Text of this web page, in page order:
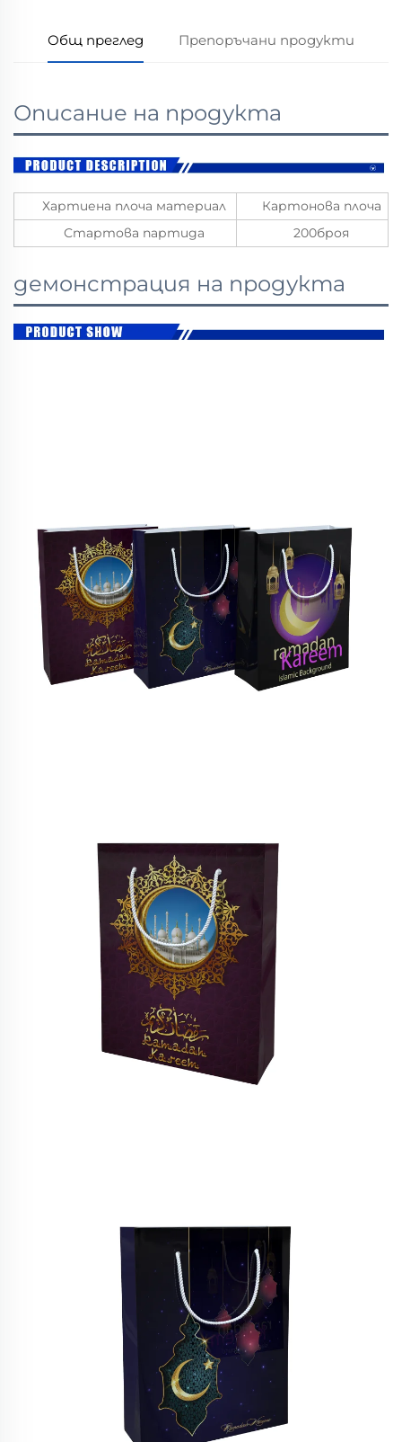
Общ преглед Препоръчани продукти
Описание на продукта
Хартиена плоча материал
Картонова плоча
Стартова партида
200броя
демонстрация на продукта